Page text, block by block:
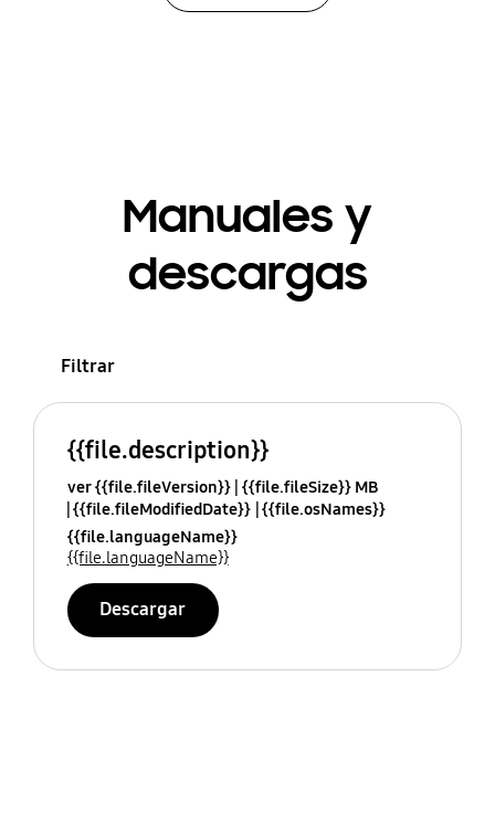
Manuales y
descargas
Filtrar
{{file.description}}
ver {{file.fileVersion}} {{file.fileSize}} MB
{{file.fileModifiedDate}} {{file.osNames}}
{{file.languageName}}
{{file.languageName}}
Descargar